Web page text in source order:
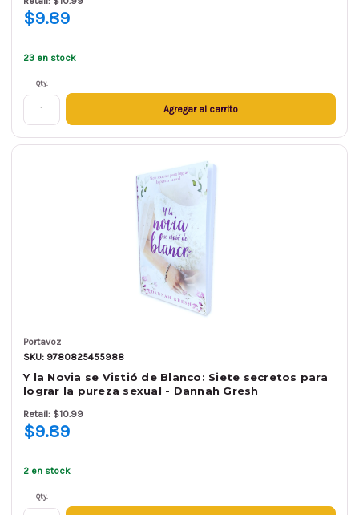
$9.89
23 en stock
Qty.
Agregar al carrito
Portavoz
SKU: 9780825455988
Y la Novia se Vistió de Blanco: Siete secretos para
lograr la pureza sexual - Dannah Gresh
Retail: $10.99
$9.89
2 en stock
Qty.